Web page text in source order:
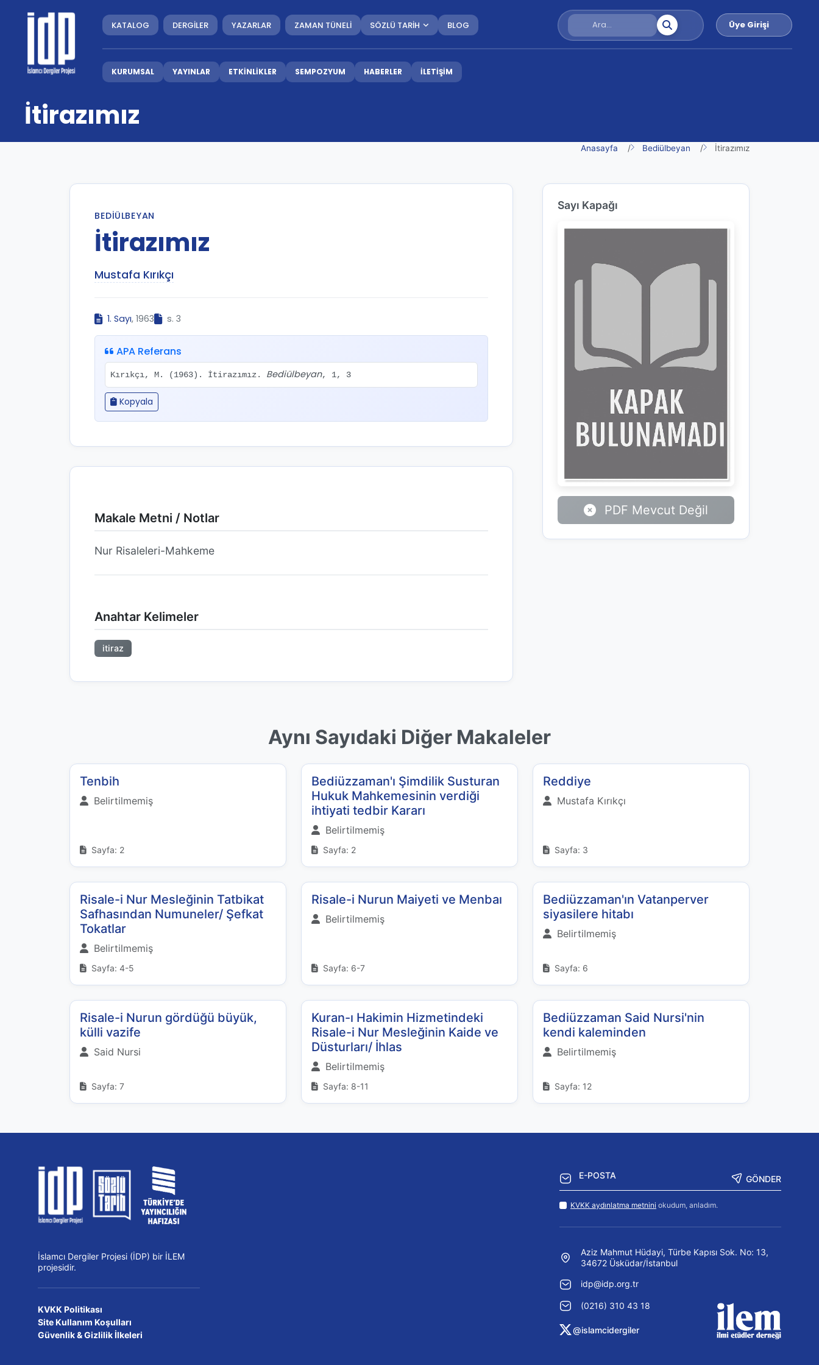
KATALOG DERGİLER YAZARLAR ZAMAN TÜNELİ SÖZLÜ TARİH BLOG Üye Girişi
KURUMSAL YAYINLAR ETKİNLİKLER SEMPOZYUM HABERLER İLETİŞİM
İtirazımız
Anasayfa Bediülbeyan İtirazımız
BEDIÜLBEYAN
İtirazımız
Mustafa Kırıkçı
1. Sayı, 1963 s. 3
APA Referans
Kırıkçı, M. (1963). İtirazımız. Bediülbeyan, 1, 3
Kopyala
Makale Metni / Notlar
Nur Risaleleri-Mahkeme
Anahtar Kelimeler
itiraz
Sayı Kapağı
PDF Mevcut Değil
Aynı Sayıdaki Diğer Makaleler
Tenbih
Belirtilmemiş
Sayfa: 2
Bediüzzaman'ı Şimdilik Susturan
Hukuk Mahkemesinin verdiği
ihtiyati tedbir Kararı
Belirtilmemiş
Sayfa: 2
Reddiye
Mustafa Kırıkçı
Sayfa: 3
Risale-i Nur Mesleğinin Tatbikat
Safhasından Numuneler/ Şefkat
Tokatlar
Belirtilmemiş
Sayfa: 4-5
Risale-i Nurun Maiyeti ve Menbaı
Belirtilmemiş
Sayfa: 6-7
Bediüzzaman'ın Vatanperver
siyasilere hitabı
Belirtilmemiş
Sayfa: 6
Risale-i Nurun gördüğü büyük,
külli vazife
Said Nursi
Sayfa: 7
Kuran-ı Hakimin Hizmetindeki
Risale-i Nur Mesleğinin Kaide ve
Düsturları/ İhlas
Belirtilmemiş
Sayfa: 8-11
Bediüzzaman Said Nursi'nin
kendi kaleminden
Belirtilmemiş
Sayfa: 12
İslamcı Dergiler Projesi (İDP) bir İLEM
projesidir.
KVKK Politikası
Site Kullanım Koşulları
Güvenlik & Gizlilik İlkeleri
GÖNDER
KVKK aydınlatma metnini okudum, anladım.
Aziz Mahmut Hüdayi, Türbe Kapısı Sok. No: 13,
34672 Üsküdar/İstanbul
idp@idp.org.tr
(0216) 310 43 18
@islamcidergiler